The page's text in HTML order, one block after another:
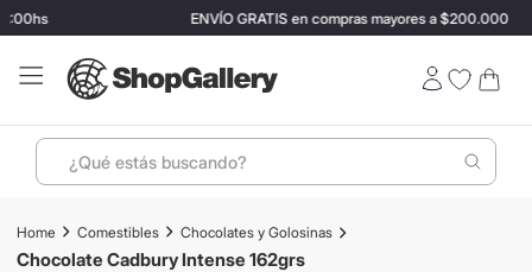
ENVÍO GRATIS en compras mayores a $200.000
¿Qué estás buscando?
Comestibles Chocolates y Golosinas
Chocolate Cadbury Intense 162grs
1. perfumes